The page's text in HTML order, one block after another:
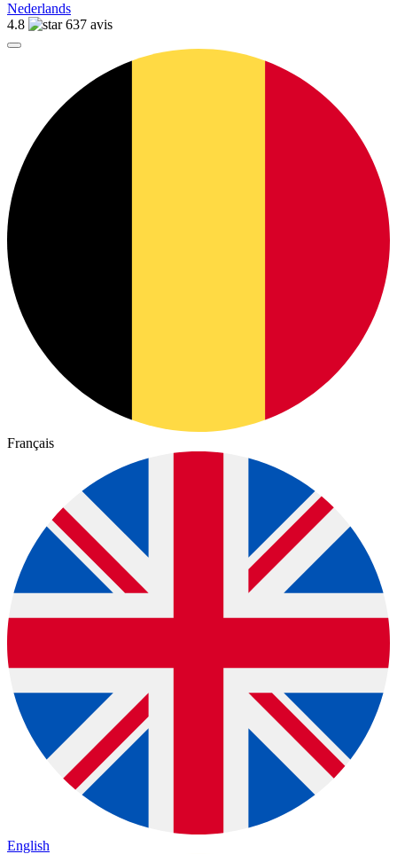
Nederlands
4.8
637 avis
Français
English